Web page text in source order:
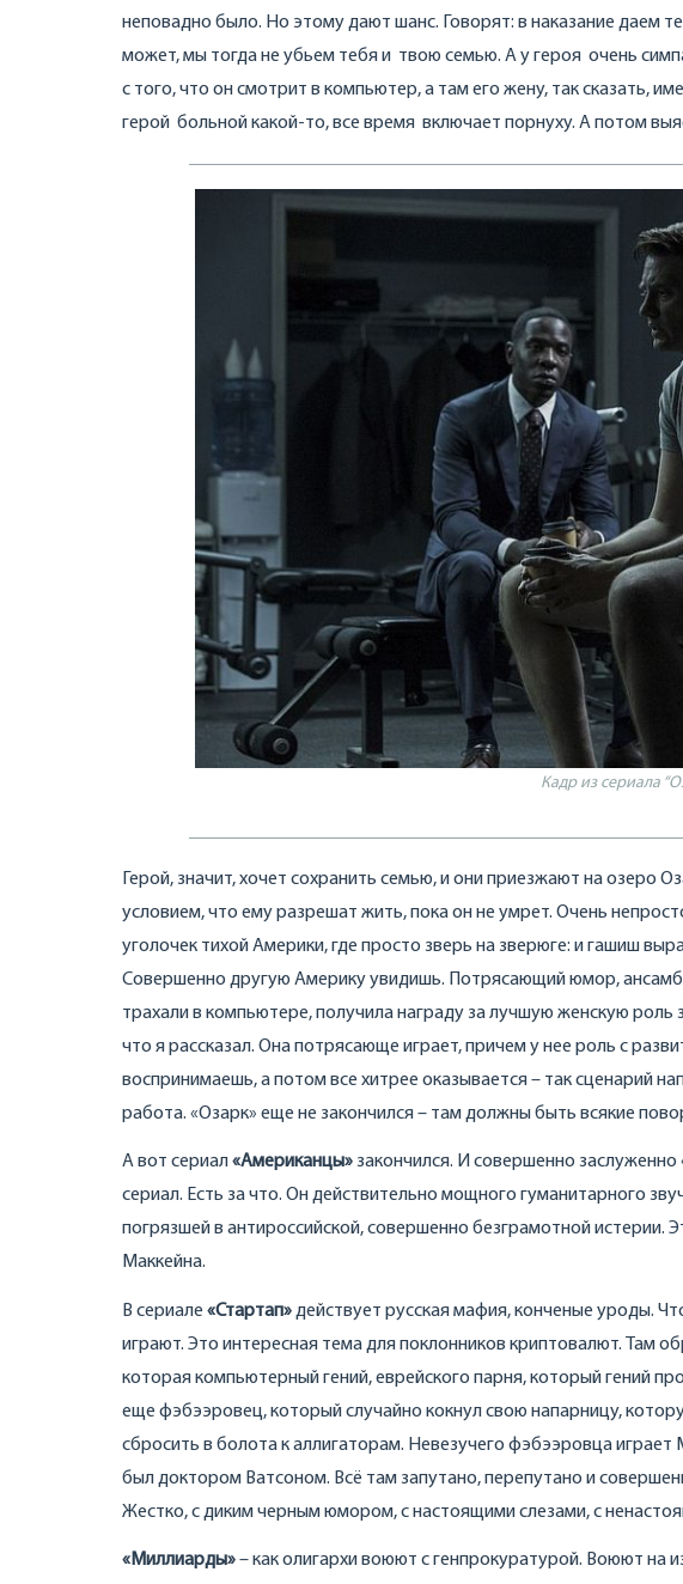
неповадно было. Но этому дают шанс. Говорят: в наказание даем
может, мы тогда не убьем тебя и твою семью. А у героя очень
с того, что он смотрит в компьютер, а там его жену, так сказать,
герой больной какой-то, все время включает порнуху. А потом
Кадр из сериала
Герой, значит, хочет сохранить семью, и они приезжают на озеро
условием, что ему разрешат жить, пока он не умрет. Очень
уголочек тихой Америки, где просто зверь на зверюге: и гашиш
Совершенно другую Америку увидишь. Потрясающий юмор,
трахали в компьютере, получила награду за лучшую женскую
что я рассказал. Она потрясающе играет, причем у нее роль с
воспринимаешь, а потом все хитрее оказывается – так сценарий
работа. «Озарк» еще не закончился – там должны быть всякие
А вот сериал«Американцы»закончился. И совершенно
сериал. Есть за что. Он действительно мощного гуманитарного
погрязшей в антироссийской, совершенно безграмотной истерии.
Маккейна.
В сериале «Стартап»действует русская мафия, конченые уроды.
играют. Это интересная тема для поклонников криптовалют. Там
которая компьютерный гений, еврейского парня, который гений
еще фэбээровец, который случайно кокнул свою напарницу,
сбросить в болота к аллигаторам. Невезучего фэбээровца
был доктором Ватсоном. Всё там запутано, перепутано и
Жестко, с диким черным юмором, с настоящими слезами, с
«Миллиарды»– как олигархи воюют с генпрокуратурой. Воюют на